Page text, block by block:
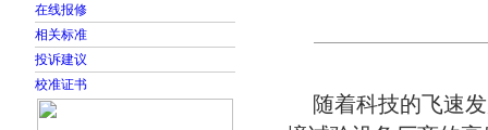
在线报修
相关标准
投诉建议
校准证书
随着科技的飞速发